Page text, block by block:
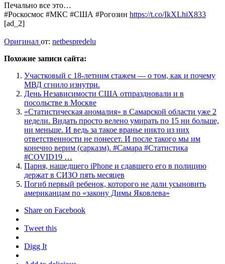
Печально все это…
#Роскосмос #МКС #США #Рогозин https://t.co/IkXLhiX833
[ad_2]
Оригинал от: netbespredelu
Похожие записи сайта:
Участковый с 18-летним стажем — о том, как и почему
МВД сгнило изнутри.
День Независимости США отпраздновали и в
посольстве в Москве
«Статистическая аномалия» в Самарской области уже 2
недели. Видать просто велено умирать по 15 ни больше,
ни меньше. И ведь за такое вранье никто из них
ответственности не понесет. И после такого мы им
конечно верим (сарказм). #Самара #Статистика
#COVID19 …
Парня, нашедшего iPhone и сдавшего его в полицию
держат в СИЗО пять месяцев
Погиб первый ребенок, которого не дали усыновить
американцам по «закону Димы Яковлева»
Share on Facebook
Tweet this
Digg It